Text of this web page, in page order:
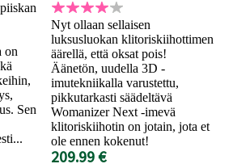
on
Sen
Nyt ollaan sellaisen
luksusluokan klitoriskiihottimen
äärellä, että oksat pois!
Äänetön, uudella 3D -
imutekniikalla varustettu,
pikkutarkasti säädeltävä
Womanizer Next -imevä
klitoriskiihotin on jotain, jota et
ole ennen kokenut!
209.99 €